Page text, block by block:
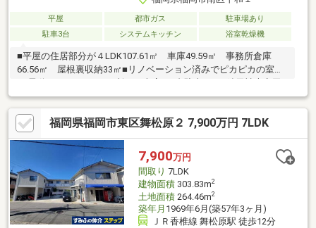
平屋 都市ガス
駐車場あり
駐車3台
システムキッチン 浴室乾燥機
■平屋の住居部分が４LDK107.61㎡ 車庫49.59㎡ 事務所倉庫
66.56㎡ 屋根裏収納33㎡■リノベーション済みでピカピカの室内
線「西鉄平尾」駅 徒歩で【１２分】●天神まで車で【９分】博
多まで車で【１０分】●スーパー【マックスバリュエクスプレス
平尾店】車で【５分】●※【西高宮小学校】 ※【高宮中学校】●借
入金額【４９５０万円】金利【０．９７５％】返済期間【３５
年】※月々返済【１３８，７４１円】返済期間【５０年】※月々返
済【１０３，８３８円】●住宅ローン●資金計画●税金関係●購入の
流れを全て分かりやすくご説明いたします。
福岡県福岡市東区舞松原２ 7,900万円 7LDK
7,900万円
間取り 7LDK
建物面積303.83m2
土地面積264.46m2
築年月 1969年6月(築57年3ヶ月)
ＪＲ香椎線 舞松原駅 徒歩12分